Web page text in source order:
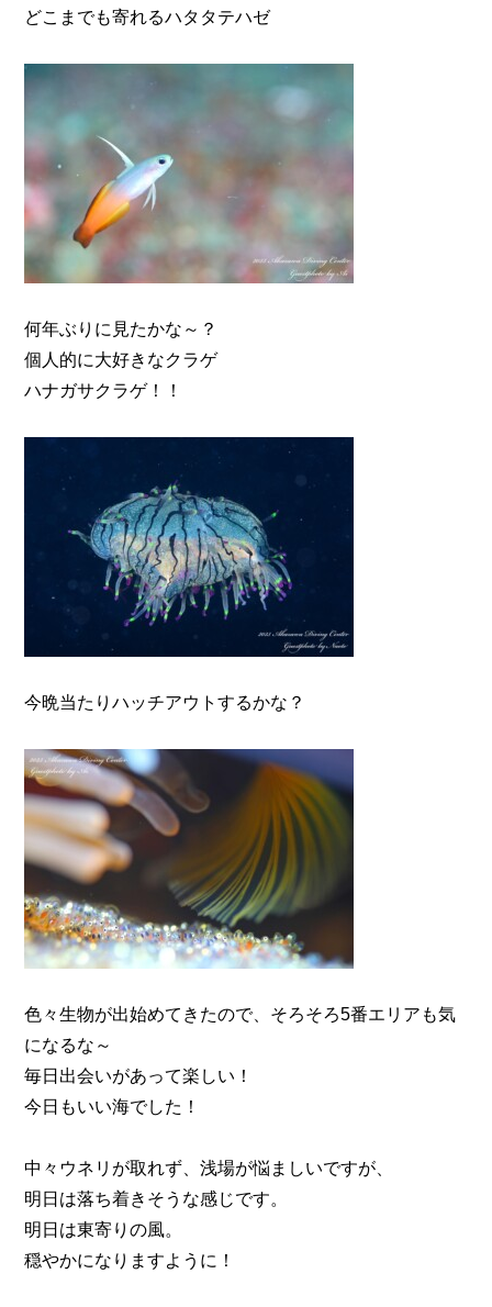
どこまでも寄れるハタタテハゼ
何年ぶりに見たかな～？
個人的に大好きなクラゲ
ハナガサクラゲ！！
今晩当たりハッチアウトするかな？
色々生物が出始めてきたので、そろそろ5番エリアも気
になるな～
毎日出会いがあって楽しい！
今日もいい海でした！
中々ウネリが取れず、浅場が悩ましいですが、
明日は落ち着きそうな感じです。
明日は東寄りの風。
穏やかになりますように！